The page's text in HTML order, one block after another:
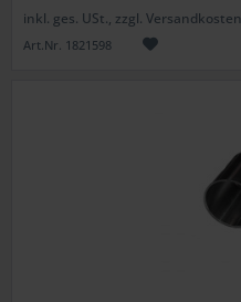
inkl. ges. USt., zzgl. Versandkosten
Art.Nr. 1821598